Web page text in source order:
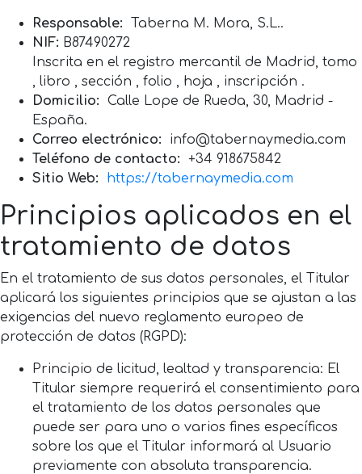
Responsable: Taberna M. Mora, S.L..
NIF: B87490272
Inscrita en el registro mercantil de Madrid, tomo
, libro , sección , folio , hoja , inscripción .
Domicilio: Calle Lope de Rueda, 30, Madrid -
España.
Correo electrónico: info@tabernaymedia.com
Teléfono de contacto: +34 918675842
Sitio Web:
https://tabernaymedia.com
Principios aplicados en el
tratamiento de datos
En el tratamiento de sus datos personales, el Titular
aplicará los siguientes principios que se ajustan a las
exigencias del nuevo reglamento europeo de
protección de datos (RGPD):
Principio de licitud, lealtad y transparencia: El
Titular siempre requerirá el consentimiento para
el tratamiento de los datos personales que
puede ser para uno o varios fines específicos
sobre los que el Titular informará al Usuario
previamente con absoluta transparencia.